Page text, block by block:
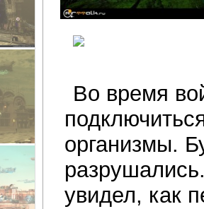
Во время
организмы.
увидел, как